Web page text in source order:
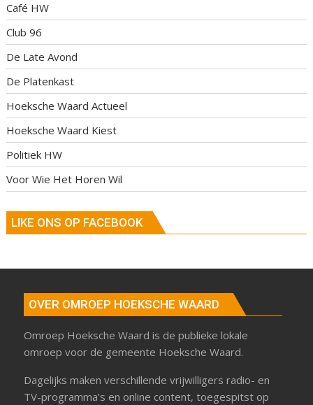
Café HW
Club 96
De Late Avond
De Platenkast
Hoeksche Waard Actueel
Hoeksche Waard Kiest
Politiek HW
Voor Wie Het Horen Wil
LIKE ONS OP FACEBOOK
OVER OMROEP HOEKSCHE WAARD
Omroep Hoeksche Waard is de publieke lokale
omroep voor de gemeente Hoeksche Waard.
Dagelijks maken verschillende vrijwilligers radio- en
TV-programma’s en online content, toegespitst op